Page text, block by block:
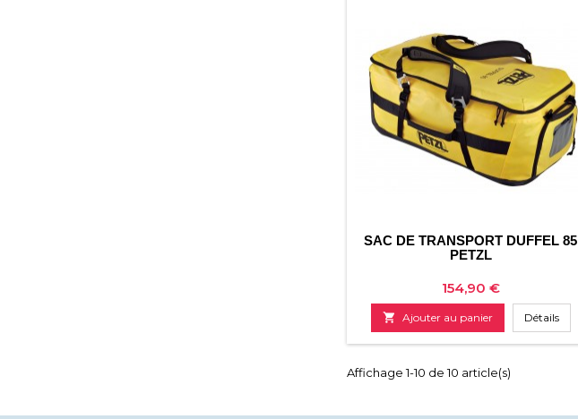
SAC DE TRANSPORT DUFFEL 85
PETZL
Prix
154,90 €
 Ajouter au panier Détails
Affichage 1-10 de 10 article(s)